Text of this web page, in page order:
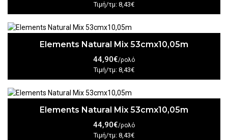
Τιμή/τμ: 8,43€
Elements Natural Mix 53cmx10,05m
44,90€/ρολό
Τιμή/τμ: 8,43€
Elements Natural Mix 53cmx10,05m
44,90€/ρολό
Τιμή/τμ: 8,43€